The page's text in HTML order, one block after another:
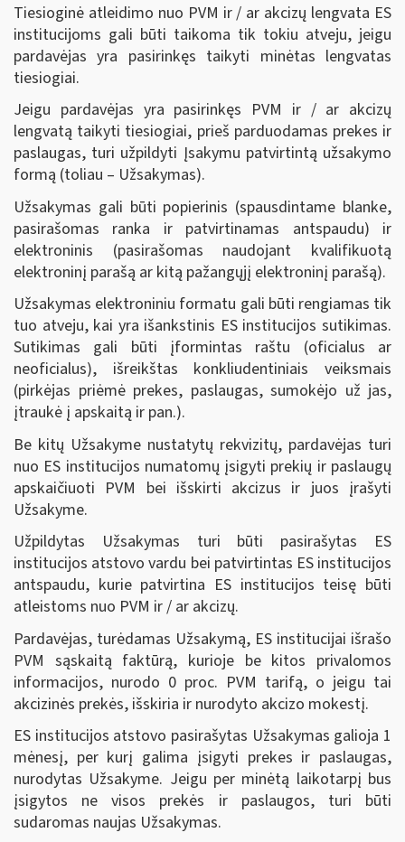
Tiesioginė atleidimo nuo PVM ir / ar akcizų lengvata ES
institucijoms gali būti taikoma tik tokiu atveju, jeigu
pardavėjas yra pasirinkęs taikyti minėtas lengvatas
tiesiogiai.
Jeigu pardavėjas yra pasirinkęs PVM ir / ar akcizų
lengvatą taikyti tiesiogiai, prieš parduodamas prekes ir
paslaugas, turi užpildyti Įsakymu patvirtintą užsakymo
formą (toliau – Užsakymas).
Užsakymas gali būti popierinis (spausdintame blanke,
pasirašomas ranka ir patvirtinamas antspaudu) ir
elektroninis (pasirašomas naudojant kvalifikuotą
elektroninį parašą ar kitą pažangųjį elektroninį parašą).
Užsakymas elektroniniu formatu gali būti rengiamas tik
tuo atveju, kai yra išankstinis ES institucijos sutikimas.
Sutikimas gali būti įformintas raštu (oficialus ar
neoficialus), išreikštas konkliudentiniais veiksmais
(pirkėjas priėmė prekes, paslaugas, sumokėjo už jas,
įtraukė į apskaitą ir pan.).
Be kitų Užsakyme nustatytų rekvizitų, pardavėjas turi
nuo ES institucijos numatomų įsigyti prekių ir paslaugų
apskaičiuoti PVM bei išskirti akcizus ir juos įrašyti
Užsakyme.
Užpildytas Užsakymas turi būti pasirašytas ES
institucijos atstovo vardu bei patvirtintas ES institucijos
antspaudu, kurie patvirtina ES institucijos teisę būti
atleistoms nuo PVM ir / ar akcizų.
Pardavėjas, turėdamas Užsakymą, ES institucijai išrašo
PVM sąskaitą faktūrą, kurioje be kitos privalomos
informacijos, nurodo 0 proc. PVM tarifą, o jeigu tai
akcizinės prekės, išskiria ir nurodyto akcizo mokestį.
ES institucijos atstovo pasirašytas Užsakymas galioja 1
mėnesį, per kurį galima įsigyti prekes ir paslaugas,
nurodytas Užsakyme. Jeigu per minėtą laikotarpį bus
įsigytos ne visos prekės ir paslaugos, turi būti
sudaromas naujas Užsakymas.